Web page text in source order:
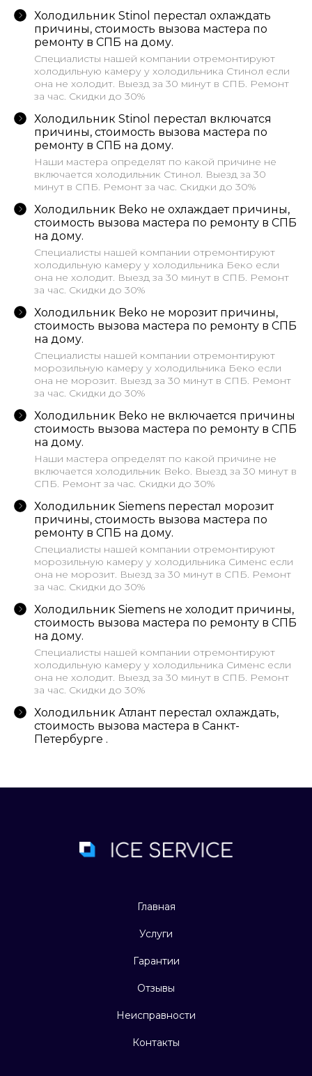
Холодильник Stinol перестал охлаждать
причины, стоимость вызова мастера по
ремонту в СПБ на дому.
Cпециалисты нашей компании отремонтируют
холодильную камеру у холодильника Стинол если
она не холодит. Выезд за 30 минут в СПБ. Ремонт
за час. Скидки до 30%
Холодильник Stinol перестал включатся
причины, стоимость вызова мастера по
ремонту в СПБ на дому.
Наши мастера определят по какой причине не
включается холодильник Стинол. Выезд за 30
минут в СПБ. Ремонт за час. Скидки до 30%
Холодильник Beko не охлаждает причины,
стоимость вызова мастера по ремонту в СПБ
на дому.
Cпециалисты нашей компании отремонтируют
холодильную камеру у холодильника Беко если
она не холодит. Выезд за 30 минут в СПБ. Ремонт
за час. Скидки до 30%
Холодильник Beko не морозит причины,
стоимость вызова мастера по ремонту в СПБ
на дому.
Cпециалисты нашей компании отремонтируют
морозильную камеру у холодильника Беко если
она не морозит. Выезд за 30 минут в СПБ. Ремонт
за час. Скидки до 30%
Холодильник Beko не включается причины
стоимость вызова мастера по ремонту в СПБ
на дому.
Наши мастера определят по какой причине не
включается холодильник Beko. Выезд за 30 минут в
СПБ. Ремонт за час. Скидки до 30%
Холодильник Siemens перестал морозит
причины, стоимость вызова мастера по
ремонту в СПБ на дому.
Cпециалисты нашей компании отремонтируют
морозильную камеру у холодильника Сименс если
она не морозит. Выезд за 30 минут в СПБ. Ремонт
за час. Скидки до 30%
Холодильник Siemens не холодит причины,
стоимость вызова мастера по ремонту в СПБ
на дому.
Cпециалисты нашей компании отремонтируют
холодильную камеру у холодильника Сименс если
она не холодит. Выезд за 30 минут в СПБ. Ремонт
за час. Скидки до 30%
Холодильник Атлант перестал охлаждать,
стоимость вызова мастера в Санкт-
Петербурге .
Главная
Услуги
Гарантии
Отзывы
Неисправности
Контакты